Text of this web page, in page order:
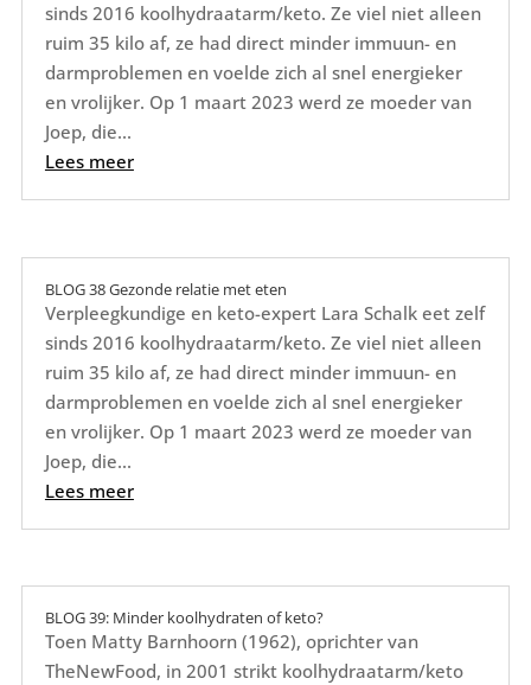
sinds 2016 koolhydraatarm/keto. Ze viel niet alleen
ruim 35 kilo af, ze had direct minder immuun- en
darmproblemen en voelde zich al snel energieker
en vrolijker. Op 1 maart 2023 werd ze moeder van
Joep, die...
Lees meer
BLOG 38 Gezonde relatie met eten
Verpleegkundige en keto-expert Lara Schalk eet zelf
sinds 2016 koolhydraatarm/keto. Ze viel niet alleen
ruim 35 kilo af, ze had direct minder immuun- en
darmproblemen en voelde zich al snel energieker
en vrolijker. Op 1 maart 2023 werd ze moeder van
Joep, die...
Lees meer
BLOG 39: Minder koolhydraten of keto?
Toen Matty Barnhoorn (1962), oprichter van
TheNewFood, in 2001 strikt koolhydraatarm/keto